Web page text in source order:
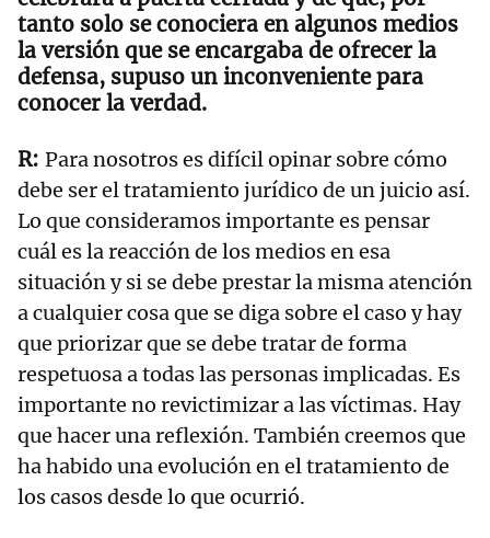
tanto solo se conociera en algunos medios
la versión que se encargaba de ofrecer la
defensa, supuso un inconveniente para
conocer la verdad.
Para nosotros es difícil opinar sobre cómo
debe ser el tratamiento jurídico de un juicio así.
Lo que consideramos importante es pensar
cuál es la reacción de los medios en esa
situación y si se debe prestar la misma atención
a cualquier cosa que se diga sobre el caso y hay
que priorizar que se debe tratar de forma
respetuosa a todas las personas implicadas. Es
importante no revictimizar a las víctimas. Hay
que hacer una reflexión. También creemos que
ha habido una evolución en el tratamiento de
los casos desde lo que ocurrió.